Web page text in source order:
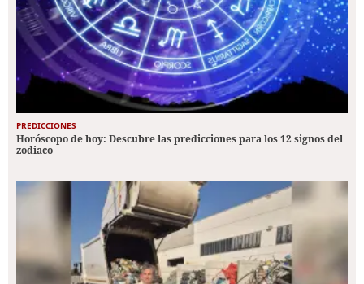
PREDICCIONES
Horóscopo de hoy: Descubre las predicciones para los 12 signos del
zodiaco